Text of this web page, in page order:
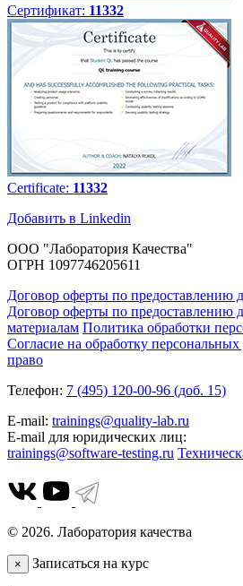
Сертификат: 11332
Certificate: 11332
Добавить в Linkedin
ООО "Лаборатория Качества"
ОГРН 1097746205611
Договор оферты по предоставлению
Договор оферты по предоставлению
материалам Политика обработки
Согласие на обработку
право
Телефон: 7 (495) 120-00-96 (доб. 15)
E-mail: trainings@quality-lab.ru
E-mail для юридических лиц:
trainings@software-testing.ru
© 2026. Лаборатория качества
× Записаться на курс